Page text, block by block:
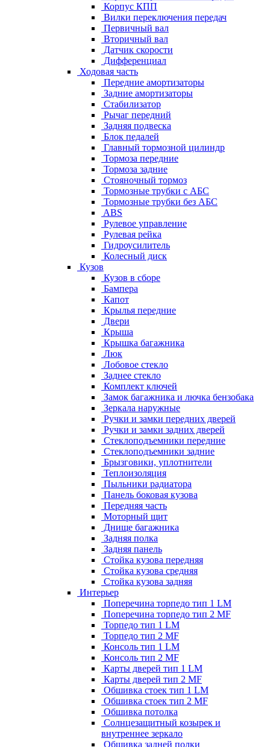
Корпус КПП
Вилки переключения передач
Первичный вал
Вторичный вал
Датчик скорости
Дифференциал
Ходовая часть
Передние амортизаторы
Задние амортизаторы
Стабилизатор
Рычаг передний
Задняя подвеска
Блок педалей
Главный тормозной цилиндр
Тормоза передние
Тормоза задние
Стояночный тормоз
Тормозные трубки с АБС
Тормозные трубки без АБС
ABS
Рулевое управление
Рулевая рейка
Гидроусилитель
Колесный диск
Кузов
Кузов в сборе
Бампера
Капот
Крылья передние
Двери
Крыша
Крышка багажника
Люк
Лобовое стекло
Заднее стекло
Комплект ключей
Замок багажника и лючка бензобака
Зеркала наружные
Ручки и замки передних дверей
Ручки и замки задних дверей
Стеклоподъемники передние
Стеклоподъемники задние
Брызговики, уплотнители
Теплоизоляция
Пыльники радиатора
Панель боковая кузова
Передняя часть
Моторный щит
Днище багажника
Задняя полка
Задняя панель
Стойка кузова передняя
Стойка кузова средняя
Стойка кузова задняя
Интерьер
Поперечина торпедо тип 1 LM
Поперечина торпедо тип 2 MF
Торпедо тип 1 LM
Торпедо тип 2 MF
Консоль тип 1 LM
Консоль тип 2 MF
Карты дверей тип 1 LM
Карты дверей тип 2 MF
Обшивка стоек тип 1 LM
Обшивка стоек тип 2 MF
Обшивка потолка
Солнцезащитный козырек и
внутреннее зеркало
Обшивка задней полки